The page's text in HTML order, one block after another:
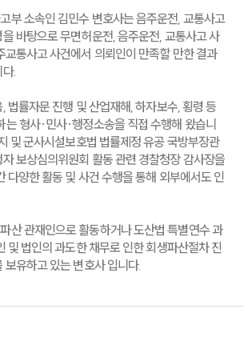
부 소속인 김민수 변호사는 음주운전, 교통사고
바탕으로 무면허운전, 음주운전, 교통사고 사
교통사고 사건에서 의뢰인이 만족할 만한 결과
.
법률자문 진행 및 산업재해, 하자보수, 횡령 등
는 형사·민사·행정소송을 직접 수행해 왔습니
및 군사시설보호법 법률제정 유공 국방부장관
보상심의위원회 활동 관련 경찰청장 감사장을
다양한 활동 및 사건 수행을 통해 외부에서도 인
산 관재인으로 활동하거나 도산법 특별연수 과
및 법인의 과도한 채무로 인한 회생파산절차 진
유하고 있는 변호사 입니다.